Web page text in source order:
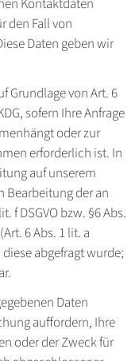
Kontaktdaten
den Fall von
Daten geben wir
Grundlage von Art. 6
sofern Ihre Anfrage
oder zur
erforderlich ist. In
auf unserem
Bearbeitung der an
f DSGVO bzw. §6 Abs.
6 Abs. 1 lit. a
diese abgefragt wurde;
Daten
auffordern, Ihre
oder der Zweck für